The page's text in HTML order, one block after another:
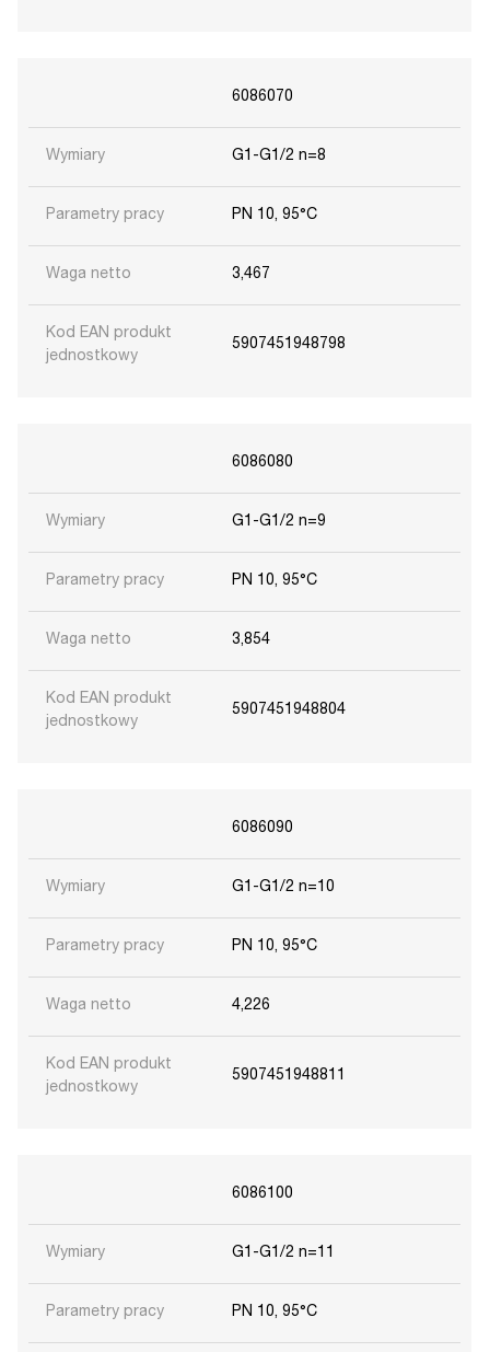
6086070
Wymiary G1-G1/2 n=8
Parametry pracy PN 10, 95°C
Waga netto 3,467
Kod EAN produkt
jednostkowy
5907451948798
6086080
Wymiary G1-G1/2 n=9
Parametry pracy PN 10, 95°C
Waga netto 3,854
Kod EAN produkt
jednostkowy
5907451948804
6086090
Wymiary G1-G1/2 n=10
Parametry pracy PN 10, 95°C
Waga netto 4,226
Kod EAN produkt
jednostkowy
5907451948811
6086100
Wymiary G1-G1/2 n=11
Parametry pracy PN 10, 95°C